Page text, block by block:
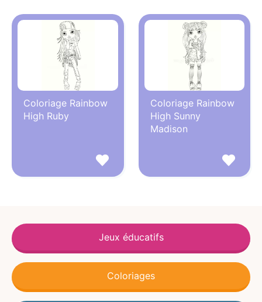
Coloriage Rainbow
High Ruby
Coloriage Rainbow
High Sunny
Madison
Jeux éducatifs
Coloriages